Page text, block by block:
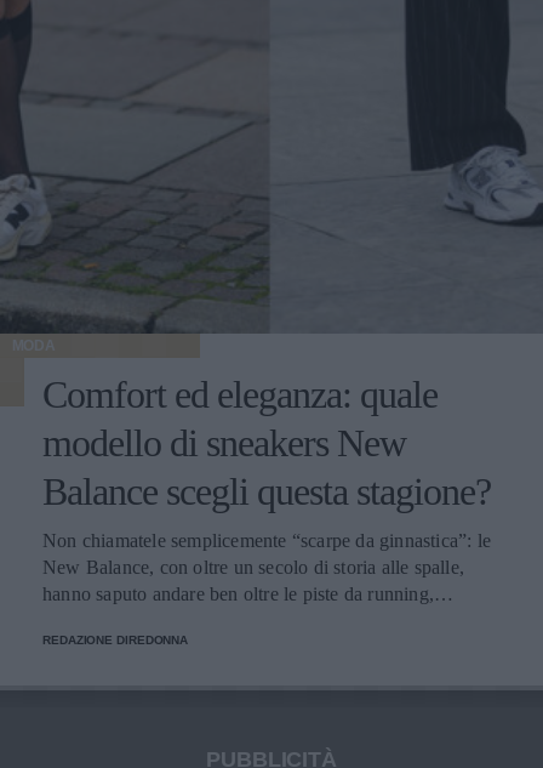
MODA
Comfort ed eleganza: quale
modello di sneakers New
Balance scegli questa stagione?
Non chiamatele semplicemente “scarpe da ginnastica”: le
New Balance, con oltre un secolo di storia alle spalle,
hanno saputo andare ben oltre le piste da running,
REDAZIONE DIREDONNA
PUBBLICITÀ